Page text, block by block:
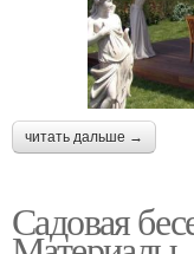
читать дальше →
Садовая